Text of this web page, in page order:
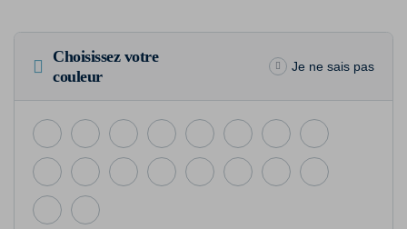
Choisissez votre
couleur
Je ne sais pas